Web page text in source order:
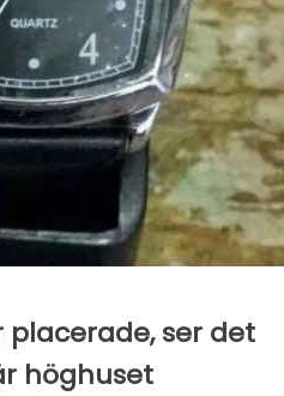
ser det
höghuset